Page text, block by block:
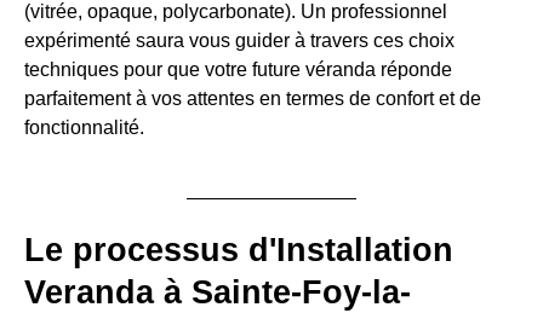
(vitrée, opaque, polycarbonate). Un professionnel
expérimenté saura vous guider à travers ces choix
techniques pour que votre future véranda réponde
parfaitement à vos attentes en termes de confort et de
fonctionnalité.
Le processus d'Installation
Veranda à Sainte-Foy-la-